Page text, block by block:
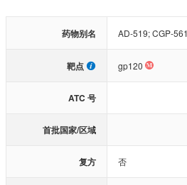
药物别名 AD-519; CGP-
靶点 gp120
ATC 号
首批国家/区域
复方 否